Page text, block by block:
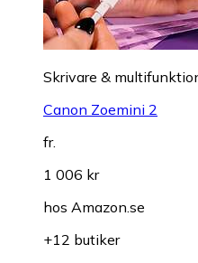
Skrivare &
Canon Zoemini 2
fr.
1 006 kr
hos Amazon.se
+12 butiker